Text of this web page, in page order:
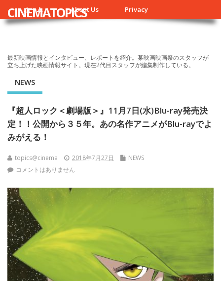
ホーム About Us Privacy
CINEMATOPICS
最新映画情報とインタビュー、レポートを紹介。某映画映画祭のスタッフが
立ち上げた映画情報サイト。現在2代目スタッフが編集制作している。
NEWS
『超人ロック＜劇場版＞』11月7日(水)Blu-ray発売決
定！！公開から３５年。あの名作アニメがBlu-rayでよ
みがえる！
topics@cinema 2018年7月27日
NEWS
コメントはありません